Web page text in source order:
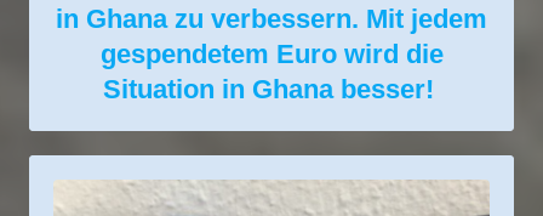
in Ghana zu verbessern. Mit jedem
gespendetem Euro wird die
Situation in Ghana besser!